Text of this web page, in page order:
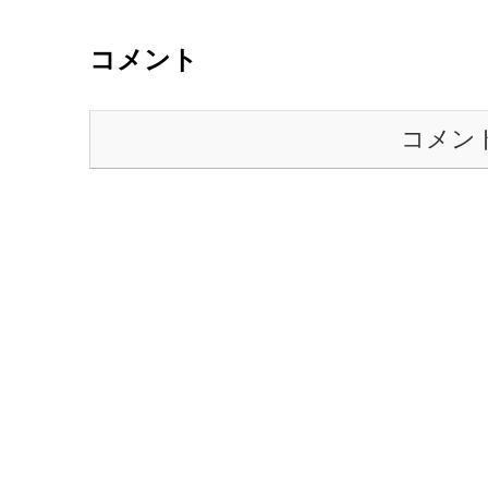
コメント
コメン